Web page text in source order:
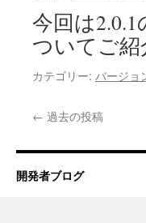
今回は
ついてご
カテゴリー: バージョ
← 過去の投稿
開発者ブログ